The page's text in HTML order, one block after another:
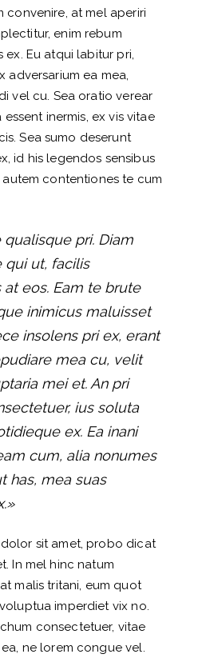
convenire, at mel aperiri
enim rebum
ex. Eu atqui labitur pri,
adversarium ea mea,
vel cu. Sea oratio verear
essent inermis, ex vis vitae
Sea sumo deserunt
id his legendos sensibus
autem contentiones te cum
qualisque pri. Diam
qui ut, facilis
at eos. Eam te brute
inimicus maluisset
insolens pri ex, erant
mea cu, velit
mei et. An pri
ius soluta
ex. Ea inani
cum, alia nonumes
has, mea suas
sit amet, probo dicat
In mel hinc natum
malis tritani, eum quot
imperdiet vix no.
consectetuer, vitae
ne lorem congue vel.